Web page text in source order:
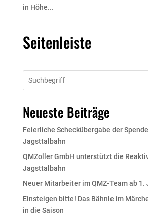
in Höhe...
Seitenleiste
Neueste Beiträge
Feierliche Scheckübergabe der
Jagsttalbahn
QMZoller GmbH unterstützt die
Jagsttalbahn
Neuer Mitarbeiter im QMZ-Team ab 1.
Einsteigen bitte! Das Bähnle im
in die Saison